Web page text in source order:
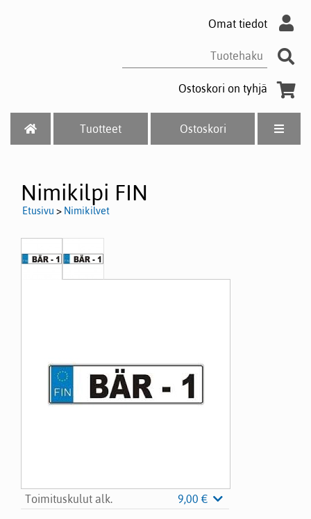
Omat tiedot
Ostoskori on tyhjä
Tuotteet Ostoskori
Nimikilpi FIN
Etusivu > Nimikilvet
Toimituskulut alk. 9,00 €